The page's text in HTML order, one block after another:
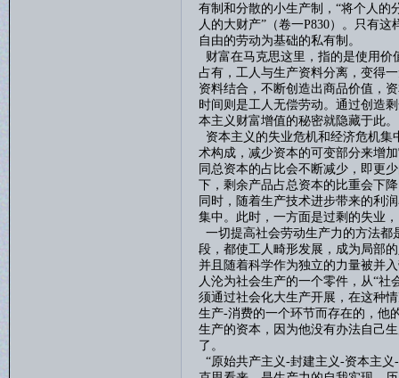
有制和分散的小生产制，“将个人的
人的大财产”（卷一P830）。只有这
自由的劳动为基础的私有制。
财富在马克思这里，指的是使用价
占有，工人与生产资料分离，变得
资料结合，不断创造出商品价值，
时间则是工人无偿劳动。通过创造
本主义财富增值的秘密就隐藏于此。
资本主义的失业危机和经济危机集
术构成，减少资本的可变部分来增
同总资本的占比会不断减少，即更
下，剩余产品占总资本的比重会下
同时，随着生产技术进步带来的利
集中。此时，一方面是过剩的失业
一切提高社会劳动生产力的方法都
段，都使工人畸形发展，成为局部
并且随着科学作为独立的力量被并
人沦为社会生产的一个零件，从“
须通过社会化大生产开展，在这种
生产-消费的一个环节而存在的，他
生产的资本，因为他没有办法自己
了。
“原始共产主义-封建主义-资本主义-